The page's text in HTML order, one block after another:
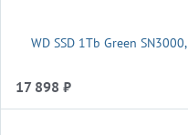
WD SSD 1Tb Green
17 898 ₽